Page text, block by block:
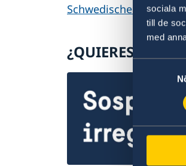
sociala
till de
med
SchwedischeBotschaft
¿QUIERES SABER